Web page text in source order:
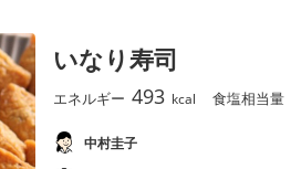
いなり寿司
エネルギー 493 kcal 食塩相当量
中村圭子